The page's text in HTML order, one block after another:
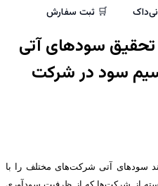
🛒 ثبت سفارش
تحقیق سودهای آتی
سود در شرکت
سود‌های آتی شرکت‌های مختلف را با